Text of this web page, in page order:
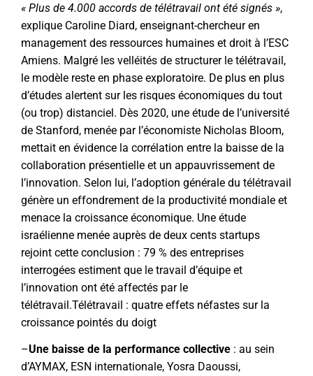
« Plus de 4.000 accords de télétravail ont été signés »,
explique Caroline Diard, enseignant-chercheur en
management des ressources humaines et droit à l’ESC
Amiens. Malgré les velléités de structurer le télétravail,
le modèle reste en phase exploratoire. De plus en plus
d’études alertent sur les risques économiques du tout
(ou trop) distanciel. Dès 2020, une étude de l’université
de Stanford, menée par l’économiste Nicholas Bloom,
mettait en évidence la corrélation entre la baisse de la
collaboration présentielle et un appauvrissement de
l’innovation. Selon lui, l’adoption générale du télétravail
génère un effondrement de la productivité mondiale et
menace la croissance économique. Une étude
israélienne menée auprès de deux cents startups
rejoint cette conclusion : 79 % des entreprises
interrogées estiment que le travail d’équipe et
l’innovation ont été affectés par le
télétravail.Télétravail : quatre effets néfastes sur la
croissance pointés du doigt
–Une baisse de la performance collective : au sein
d’AYMAX, ESN internationale, Yosra Daoussi,